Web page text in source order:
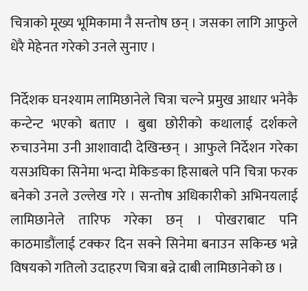
चित्राको मूख्य भूमिकामा नै सन्तोष छन् । जसका लागि आफुले
धेरै मेहेनत गरेको उनले सुनाए ।
निर्देशक घनश्याम लामिछानेले चित्रा चल्ने प्रमुख आधार भनेकै
कन्टेन्ट भएको बताए । बुबा छोरीको कथालाई दर्शकले
रुचाउनेमा उनी आशावादी देखिन्छन् । आफुले निर्देशन गरेका
यसअघिका सिनेमा भन्दा मेकिङका हिसाबले पनि चित्रा फरक
बनेको उनले उल्लेख गरे । सन्तोष अधिकारीको अभिनयलाई
लामिछानेले तारिफ गरेका छन् । पोखराबाट पनि
काठमाडौंलाई टक्कर दिन सक्ने सिनेमा बनाउन सकिन्छ भन्ने
विषयको गतिलो उदाहरण चित्रा बन्ने दाबी लामिछानेको छ ।